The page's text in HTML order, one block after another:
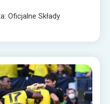
Oficjalne Składy